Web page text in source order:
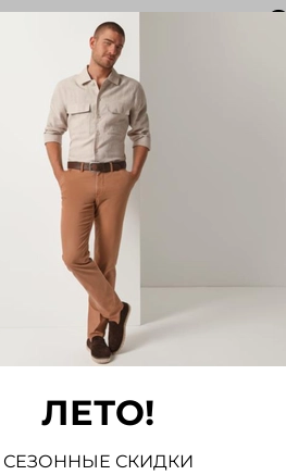
ЛЕТО!
СЕЗОННЫЕ СКИДКИ